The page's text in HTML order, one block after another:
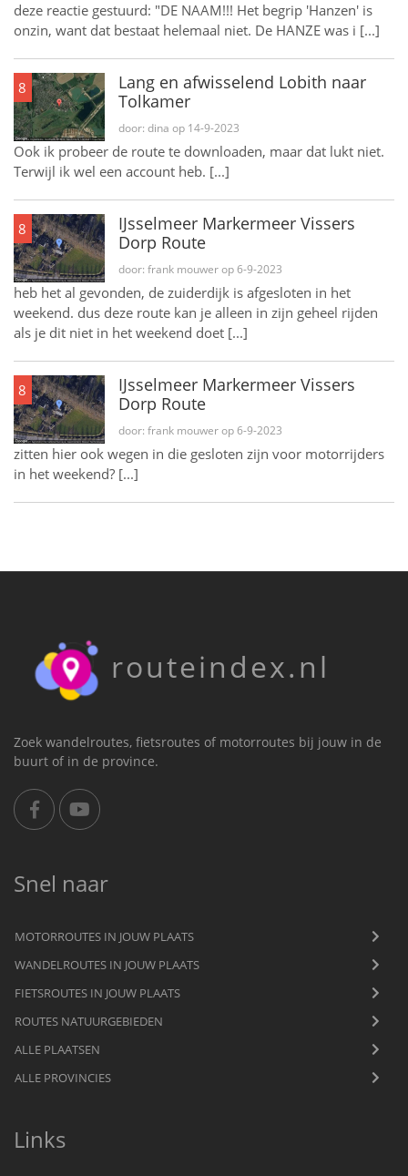
deze reactie gestuurd: "DE NAAM!!! Het begrip 'Hanzen' is
onzin, want dat bestaat helemaal niet. De HANZE was i [...]
8
Lang en afwisselend Lobith naar
Tolkamer
door: dina op 14-9-2023
Ook ik probeer de route te downloaden, maar dat lukt niet.
Terwijl ik wel een account heb. [...]
8
IJsselmeer Markermeer Vissers
Dorp Route
door: frank mouwer op 6-9-2023
heb het al gevonden, de zuiderdijk is afgesloten in het
weekend. dus deze route kan je alleen in zijn geheel rijden
als je dit niet in het weekend doet [...]
8
IJsselmeer Markermeer Vissers
Dorp Route
door: frank mouwer op 6-9-2023
zitten hier ook wegen in die gesloten zijn voor motorrijders
in het weekend? [...]
routeindex.nl
Zoek wandelroutes, fietsroutes of motorroutes bij jouw in de
buurt of in de province.
Snel naar
MOTORROUTES IN JOUW PLAATS
WANDELROUTES IN JOUW PLAATS
FIETSROUTES IN JOUW PLAATS
ROUTES NATUURGEBIEDEN
ALLE PLAATSEN
ALLE PROVINCIES
Links